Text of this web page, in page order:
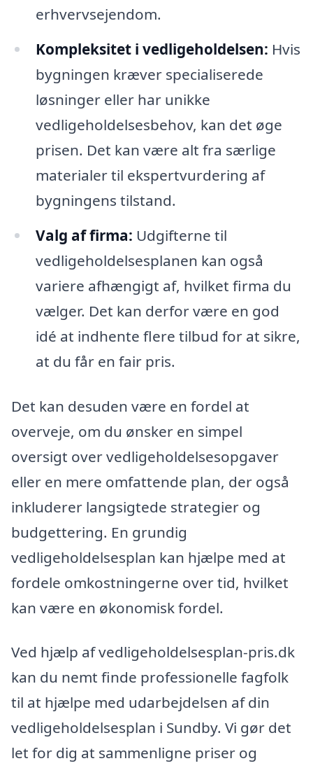
erhvervsejendom.
Kompleksitet i vedligeholdelsen: Hvis
bygningen kræver specialiserede
løsninger eller har unikke
vedligeholdelsesbehov, kan det øge
prisen. Det kan være alt fra særlige
materialer til ekspertvurdering af
bygningens tilstand.
Valg af firma: Udgifterne til
vedligeholdelsesplanen kan også
variere afhængigt af, hvilket firma du
vælger. Det kan derfor være en god
idé at indhente flere tilbud for at sikre,
at du får en fair pris.
Det kan desuden være en fordel at
overveje, om du ønsker en simpel
oversigt over vedligeholdelsesopgaver
eller en mere omfattende plan, der også
inkluderer langsigtede strategier og
budgettering. En grundig
vedligeholdelsesplan kan hjælpe med at
fordele omkostningerne over tid, hvilket
kan være en økonomisk fordel.
Ved hjælp af vedligeholdelsesplan-pris.dk
kan du nemt finde professionelle fagfolk
til at hjælpe med udarbejdelsen af din
vedligeholdelsesplan i Sundby. Vi gør det
let for dig at sammenligne priser og